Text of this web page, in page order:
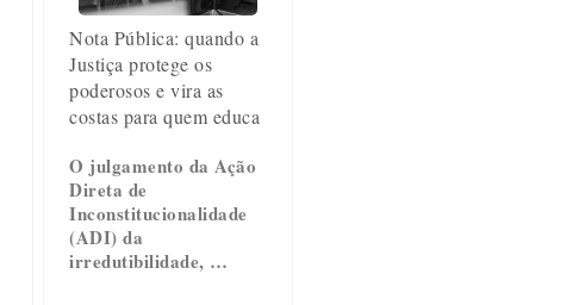
Nota Pública: quando a
Justiça protege os
poderosos e vira as
costas para quem educa
O julgamento da Ação
Direta de
Inconstitucionalidade
(ADI) da
irredutibilidade, …